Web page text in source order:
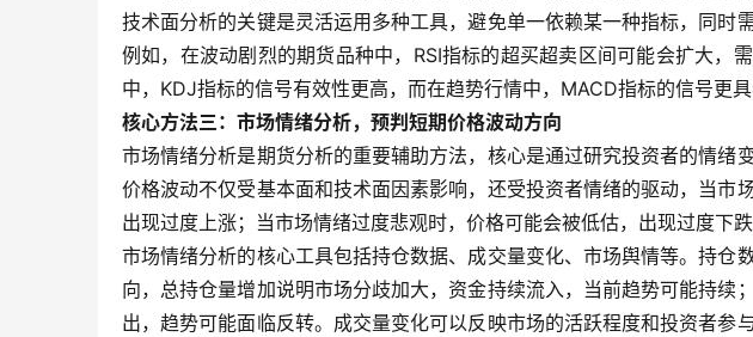
技术面分析的关键是灵活运用多种工具，避免单一依赖某一种指标，同时
例如，在波动剧烈的期货品种中，RSI指标的超买超卖区间可能会扩大，
中，KDJ指标的信号有效性更高，而在趋势行情中，MACD指标的信号更具
核心方法三：市场情绪分析，预判短期价格波动方向
市场情绪分析是期货分析的重要辅助方法，核心是通过研究投资者的情绪
价格波动不仅受基本面和技术面因素影响，还受投资者情绪的驱动，当市
出现过度上涨；当市场情绪过度悲观时，价格可能会被低估，出现过度下跌
市场情绪分析的核心工具包括持仓数据、成交量变化、市场舆情等。持仓
向，总持仓量增加说明市场分歧加大，资金持续流入，当前趋势可能持续
出，趋势可能面临反转。成交量变化可以反映市场的活跃程度和投资者参